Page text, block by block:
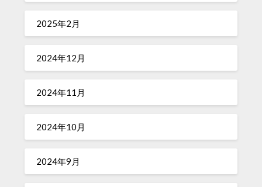
2025年2月
2024年12月
2024年11月
2024年10月
2024年9月